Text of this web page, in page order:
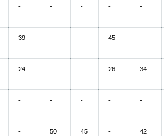
- - - - -
39 - - 45 -
24 - - 26 34
- - - - -
- 50 45 - 42